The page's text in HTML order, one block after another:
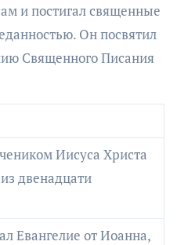
и постигал священные
Он посвятил
Священного Писания
Иисуса Христа
двенадцати
Евангелие от Иоанна,